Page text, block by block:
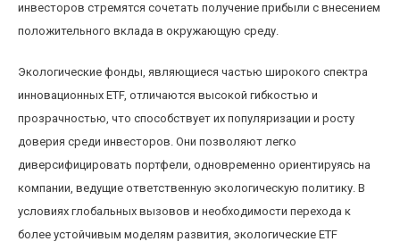
инвесторов стремятся сочетать получение прибыли с внесением
положительного вклада в окружающую среду.
Экологические фонды, являющиеся частью широкого спектра
инновационных ETF, отличаются высокой гибкостью и
прозрачностью, что способствует их популяризации и росту
доверия среди инвесторов. Они позволяют легко
диверсифицировать портфели, одновременно ориентируясь на
компании, ведущие ответственную экологическую политику. В
условиях глобальных вызовов и необходимости перехода к
более устойчивым моделям развития, экологические ETF